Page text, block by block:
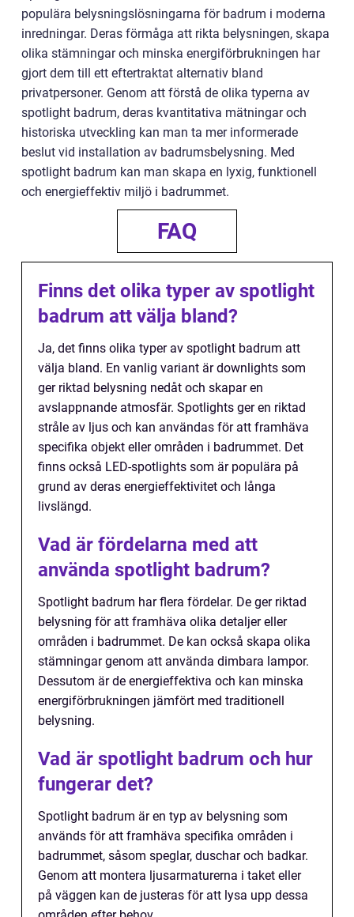
populära belysningslösningarna för badrum i moderna
inredningar. Deras förmåga att rikta belysningen, skapa
olika stämningar och minska energiförbrukningen har
gjort dem till ett eftertraktat alternativ bland
privatpersoner. Genom att förstå de olika typerna av
spotlight badrum, deras kvantitativa mätningar och
historiska utveckling kan man ta mer informerade
beslut vid installation av badrumsbelysning. Med
spotlight badrum kan man skapa en lyxig, funktionell
och energieffektiv miljö i badrummet.
FAQ
Finns det olika typer av spotlight
badrum att välja bland?
Ja, det finns olika typer av spotlight badrum att
välja bland. En vanlig variant är downlights som
ger riktad belysning nedåt och skapar en
avslappnande atmosfär. Spotlights ger en riktad
stråle av ljus och kan användas för att framhäva
specifika objekt eller områden i badrummet. Det
finns också LED-spotlights som är populära på
grund av deras energieffektivitet och långa
livslängd.
Vad är fördelarna med att
använda spotlight badrum?
Spotlight badrum har flera fördelar. De ger riktad
belysning för att framhäva olika detaljer eller
områden i badrummet. De kan också skapa olika
stämningar genom att använda dimbara lampor.
Dessutom är de energieffektiva och kan minska
energiförbrukningen jämfört med traditionell
belysning.
Vad är spotlight badrum och hur
fungerar det?
Spotlight badrum är en typ av belysning som
används för att framhäva specifika områden i
badrummet, såsom speglar, duschar och badkar.
Genom att montera ljusarmaturerna i taket eller
på väggen kan de justeras för att lysa upp dessa